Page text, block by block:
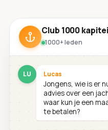
Club 1000
1000+ leden
LU Lucas
Jongens, wie is er
advies over een
waar kun je een
te betalen?